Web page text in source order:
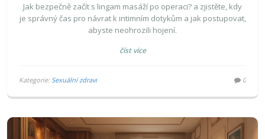
Jak bezpečně začít s lingam masáží po operaci? a zjistěte, kdy
je správný čas pro návrat k intimním dotykům a jak postupovat,
abyste neohrozili hojení.
číst více
Kategorie: Sexuální zdraví 0